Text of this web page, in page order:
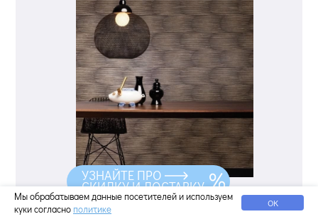
Гостиная — это особенное место в любом
Мы обрабатываем данные посетителей и используем
куки согласно политике ОК
УЗНАЙТЕ ПРО
СКИДКУ И ДОСТАВКУ